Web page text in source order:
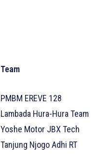
Team
PMBM EREVE 128
Lambada Hura-Hura Team
Yoshe Motor JBX Tech
Tanjung Njogo Adhi RT